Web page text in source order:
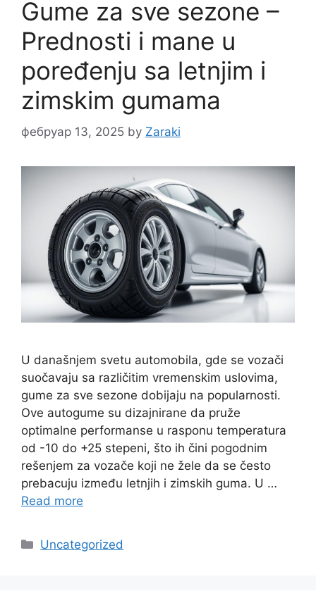
Gume za sve sezone –
Prednosti i mane u
poređenju sa letnjim i
zimskim gumama
фебруар 13, 2025 by Zaraki
U današnjem svetu automobila, gde se vozači
suočavaju sa različitim vremenskim uslovima,
gume za sve sezone dobijaju na popularnosti.
Ove autogume su dizajnirane da pruže
optimalne performanse u rasponu temperatura
od -10 do +25 stepeni, što ih čini pogodnim
rešenjem za vozače koji ne žele da se često
prebacuju između letnjih i zimskih guma. U …
Read more
Categories
Uncategorized